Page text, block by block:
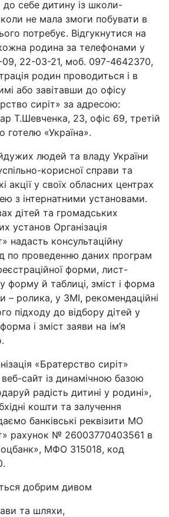
себе дитину із школи-
не мала змоги побувати в
потребує. Відгукнутися на
родина за телефонами у
09, 22-03-21, моб. 097-4642370,
родин проводиться і в
або завітавши до офісу
сиріт» за адресою:
Т.Шевченка, 23, офіс 69, третій
готелю «Україна».
людей та владу України
корисної справи та
акції у своїх обласних центрах
з інтернатними установами.
дітей та громадських
установ Організація
надасть консультаційну
по проведенню даних програм
форми, лист-
форму й таблиці, зміст і форма
– ролика, у ЗМІ, рекомендаційні
підходу до відбору дітей у
і зміст заяви на ім’я
«Братерство сиріт»
сайт із динамічною базою
радість дитині у родині»,
кошти та залучення
банківські реквізити МО
рахунок № 26003770403561 в
МФО 315018, код
добрим дивом
та шляхи,